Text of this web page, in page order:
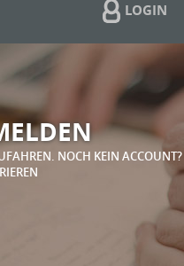
LOGIN
NOCH KEIN ACCOUNT?